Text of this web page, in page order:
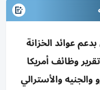
إلى 158.5 ين بدعم عوائد الخزانة
وظائف أمريكا
والجنيه والأسترالي